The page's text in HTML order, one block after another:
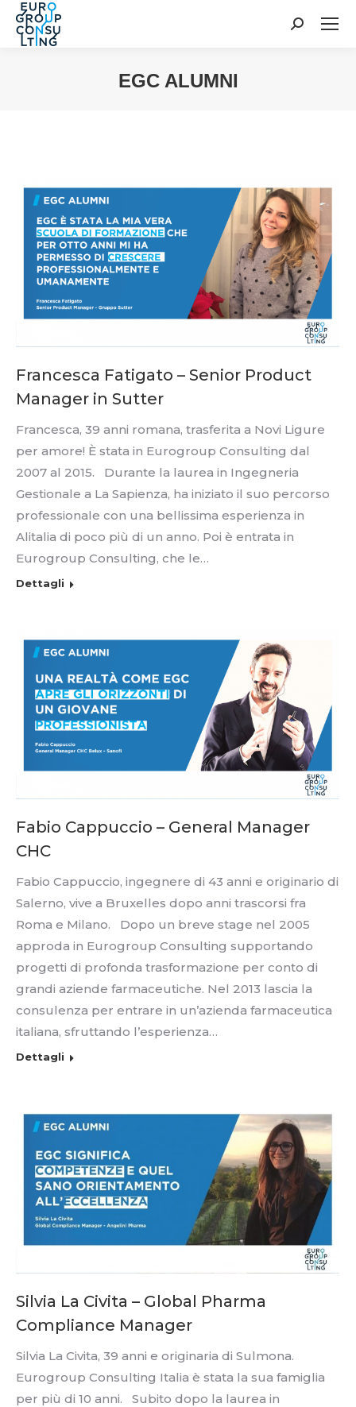
Cerca:
EGC ALUMNI
Francesca Fatigato – Senior Product
Manager in Sutter
Francesca, 39 anni romana, trasferita a Novi Ligure
per amore! È stata in Eurogroup Consulting dal
2007 al 2015. Durante la laurea in Ingegneria
Gestionale a La Sapienza, ha iniziato il suo percorso
professionale con una bellissima esperienza in
Alitalia di poco più di un anno. Poi è entrata in
Eurogroup Consulting, che le…
Dettagli
Fabio Cappuccio – General Manager
CHC
Fabio Cappuccio, ingegnere di 43 anni e originario di
Salerno, vive a Bruxelles dopo anni trascorsi fra
Roma e Milano. Dopo un breve stage nel 2005
approda in Eurogroup Consulting supportando
progetti di profonda trasformazione per conto di
grandi aziende farmaceutiche. Nel 2013 lascia la
consulenza per entrare in un’azienda farmaceutica
italiana, sfruttando l’esperienza…
Dettagli
Silvia La Civita – Global Pharma
Compliance Manager
Silvia La Civita, 39 anni e originaria di Sulmona.
Eurogroup Consulting Italia è stata la sua famiglia
per più di 10 anni. Subito dopo la laurea in